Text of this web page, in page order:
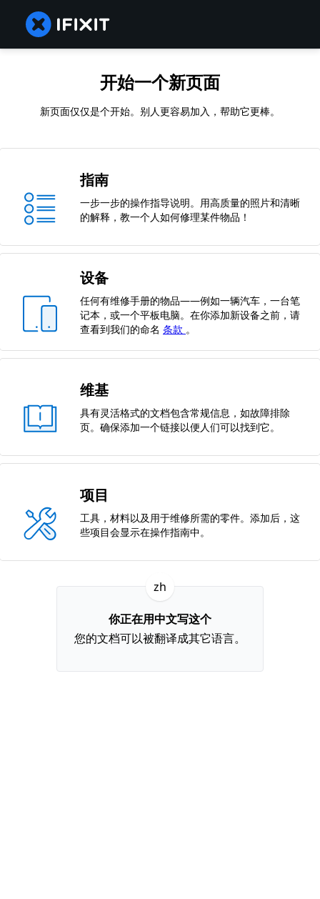
开始一个新页面
新页面仅仅是个开始。别人更容易加入，帮助它更棒。
指南
一步一步的操作指导说明。用高质量的照片和清晰
的解释，教一个人如何修理某件物品！
设备
任何有维修手册的物品——例如一辆汽车，一台笔
记本，或一个平板电脑。在你添加新设备之前，请
查看到我们的命名 条款 。
维基
具有灵活格式的文档包含常规信息，如故障排除
页。确保添加一个链接以便人们可以找到它。
项目
工具，材料以及用于维修所需的零件。添加后，这
些项目会显示在操作指南中。
zh
你正在用中文写这个
您的文档可以被翻译成其它语言。